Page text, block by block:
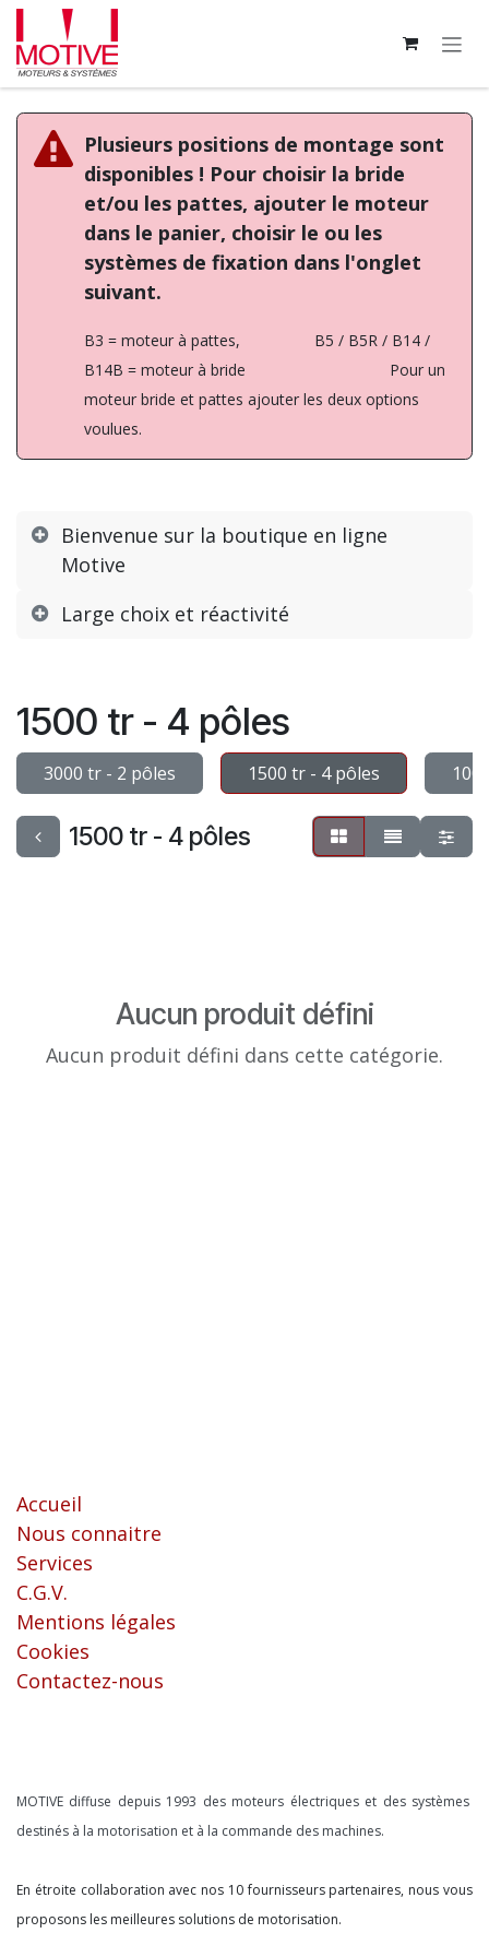
Se rendre au contenu
Plusieurs positions de montage sont
disponibles ! Pour choisir la bride
et/ou les pattes, ajouter le moteur
dans le panier, choisir le ou les
systèmes de fixation dans l'onglet
suivant.
B3 = moteur à pattes, B5 / B5R / B14 /
B14B = moteur à bride Pour un
moteur bride et pattes ajouter les deux options
voulues.
Bienvenue sur la boutique en ligne
Motive
Large choix et réactivité
1500 tr - 4 pôles
3000 tr - 2 pôles 1500 tr - 4 pôles
1500 tr - 4 pôles
Aucun produit défini
Aucun produit défini dans cette catégorie.
Accueil
Nous connaitre
Services
C.G.V.
Mentions légales
Cookies
Contactez-nous
MOTIVE diffuse depuis 1993 des moteurs électriques et des systèmes
destinés à la motorisation et à la commande des machines.
En étroite collaboration avec nos 10 fournisseurs partenaires, nous vous
proposons les meilleures solutions de motorisation.